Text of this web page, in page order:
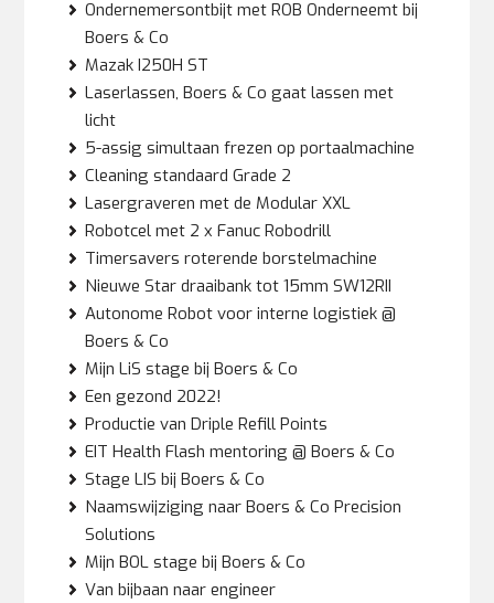
Ondernemersontbijt met ROB Onderneemt bij
Boers & Co
Mazak I250H ST
Laserlassen, Boers & Co gaat lassen met
licht
5-assig simultaan frezen op portaalmachine
Cleaning standaard Grade 2
Lasergraveren met de Modular XXL
Robotcel met 2 x Fanuc Robodrill
Timersavers roterende borstelmachine
Nieuwe Star draaibank tot 15mm SW12RII
Autonome Robot voor interne logistiek @
Boers & Co
Mijn LiS stage bij Boers & Co
Een gezond 2022!
Productie van Driple Refill Points
EIT Health Flash mentoring @ Boers & Co
Stage LIS bij Boers & Co
Naamswijziging naar Boers & Co Precision
Solutions
Mijn BOL stage bij Boers & Co
Van bijbaan naar engineer